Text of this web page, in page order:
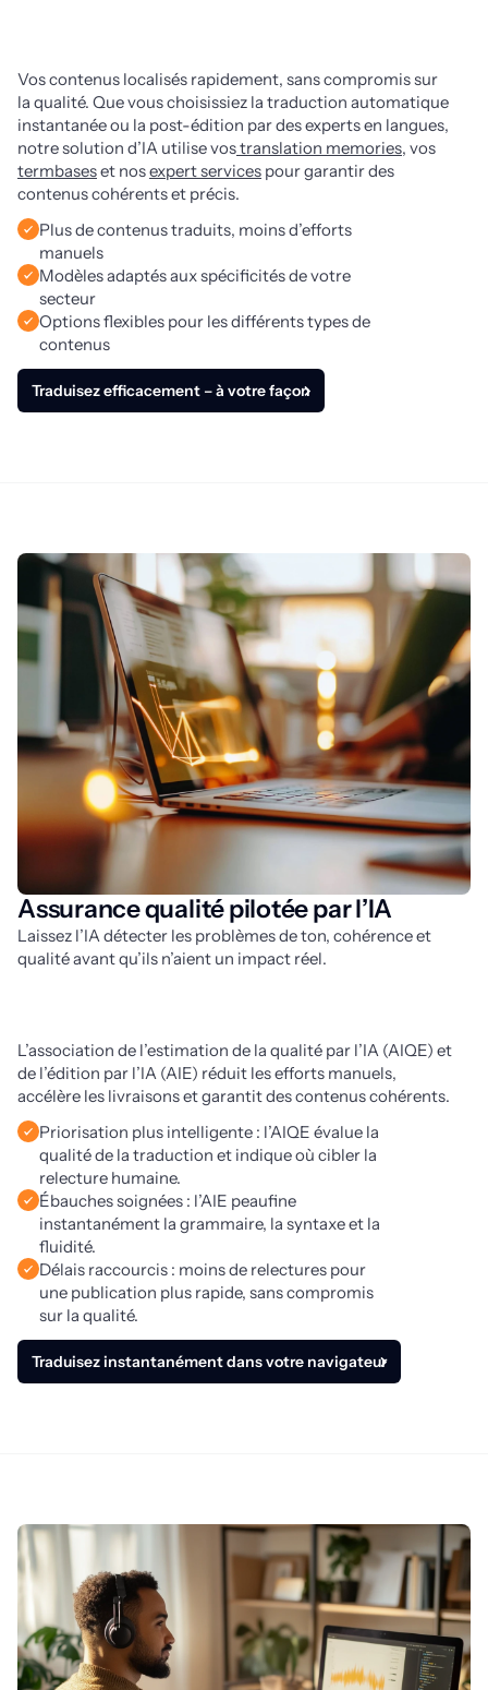
Vos contenus localisés rapidement, sans compromis sur
la qualité. Que vous choisissiez la traduction automatique
instantanée ou la post-édition par des experts en langues,
notre solution d’IA utilise vos translation memories
termbases et nos expert services pour garantir des
contenus cohérents et précis.
Plus de contenus traduits, moins d’efforts
manuels
Modèles adaptés aux spécificités de votre
secteur
Options flexibles pour les différents types de
contenus
Traduisez efficacement – à votre façon
Assurance qualité pilotée par l’IA
Laissez l’IA détecter les problèmes de ton, cohérence et
qualité avant qu’ils n’aient un impact réel.
L’association de l’estimation de la qualité par l’IA (AIQE) et
de l’édition par l’IA (AIE) réduit les efforts manuels,
accélère les livraisons et garantit des contenus cohérents.
Priorisation plus intelligente : l’AIQE évalue la
qualité de la traduction et indique où cibler la
relecture humaine.
Ébauches soignées : l’AIE peaufine
instantanément la grammaire, la syntaxe et la
fluidité.
Délais raccourcis : moins de relectures pour
une publication plus rapide, sans compromis
sur la qualité.
Traduisez instantanément dans votre navigateur